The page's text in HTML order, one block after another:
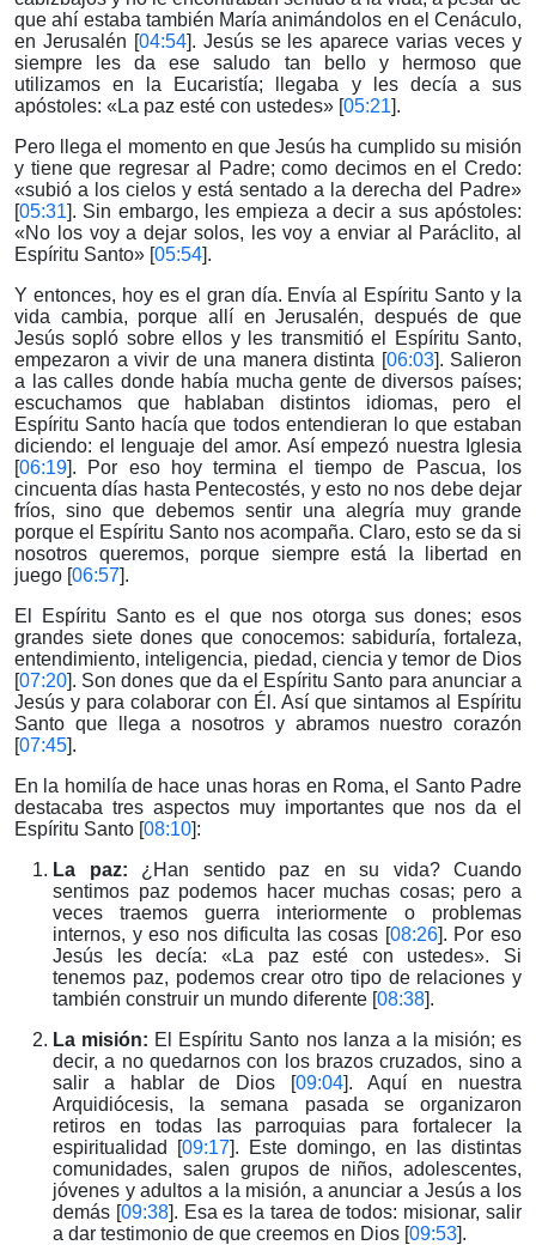
que ahí estaba también María animándolos en el Cenáculo,
en Jerusalén [04:54]. Jesús se les aparece varias veces y
siempre les da ese saludo tan bello y hermoso que
utilizamos en la Eucaristía; llegaba y les decía a sus
apóstoles: «La paz esté con ustedes» [05:21].
Pero llega el momento en que Jesús ha cumplido su misión
y tiene que regresar al Padre; como decimos en el Credo:
«subió a los cielos y está sentado a la derecha del Padre»
[05:31]. Sin embargo, les empieza a decir a sus apóstoles:
«No los voy a dejar solos, les voy a enviar al Paráclito, al
Espíritu Santo» [05:54].
Y entonces, hoy es el gran día. Envía al Espíritu Santo y la
vida cambia, porque allí en Jerusalén, después de que
Jesús sopló sobre ellos y les transmitió el Espíritu Santo,
empezaron a vivir de una manera distinta [06:03]. Salieron
a las calles donde había mucha gente de diversos países;
escuchamos que hablaban distintos idiomas, pero el
Espíritu Santo hacía que todos entendieran lo que estaban
diciendo: el lenguaje del amor. Así empezó nuestra Iglesia
[06:19]. Por eso hoy termina el tiempo de Pascua, los
cincuenta días hasta Pentecostés, y esto no nos debe dejar
fríos, sino que debemos sentir una alegría muy grande
porque el Espíritu Santo nos acompaña. Claro, esto se da si
nosotros queremos, porque siempre está la libertad en
juego [06:57].
El Espíritu Santo es el que nos otorga sus dones; esos
grandes siete dones que conocemos: sabiduría, fortaleza,
entendimiento, inteligencia, piedad, ciencia y temor de Dios
[07:20]. Son dones que da el Espíritu Santo para anunciar a
Jesús y para colaborar con Él. Así que sintamos al Espíritu
Santo que llega a nosotros y abramos nuestro corazón
[07:45].
En la homilía de hace unas horas en Roma, el Santo Padre
destacaba tres aspectos muy importantes que nos da el
Espíritu Santo [08:10]:
La paz: ¿Han sentido paz en su vida? Cuando
sentimos paz podemos hacer muchas cosas; pero a
veces traemos guerra interiormente o problemas
internos, y eso nos dificulta las cosas [08:26]. Por eso
Jesús les decía: «La paz esté con ustedes». Si
tenemos paz, podemos crear otro tipo de relaciones y
también construir un mundo diferente [08:38].
La misión: El Espíritu Santo nos lanza a la misión; es
decir, a no quedarnos con los brazos cruzados, sino a
salir a hablar de Dios [09:04]. Aquí en nuestra
Arquidiócesis, la semana pasada se organizaron
retiros en todas las parroquias para fortalecer la
espiritualidad [09:17]. Este domingo, en las distintas
comunidades, salen grupos de niños, adolescentes,
jóvenes y adultos a la misión, a anunciar a Jesús a los
demás [09:38]. Esa es la tarea de todos: misionar, salir
a dar testimonio de que creemos en Dios [09:53].